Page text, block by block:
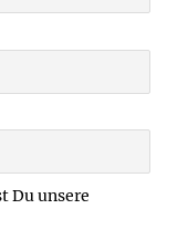
Du unsere